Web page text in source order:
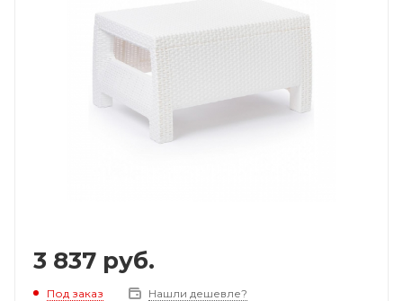
3 837 руб.
Под заказ Нашли дешевле?